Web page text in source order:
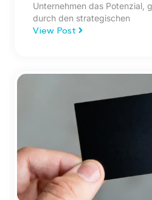
Unternehmen das Potenzial,
durch den strategischen
View Post